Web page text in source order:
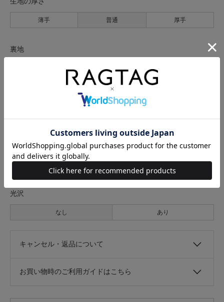
薄手 普通 厚手
裏地
なし
伸縮性
光沢
なし あり
キャンセル・返品について
お買い物時のご利用ガイドはこちら